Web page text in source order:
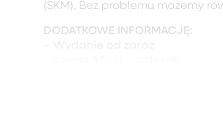
(SKM). Bez problemu możemy
DODATKOWE INFORMACJĘ: